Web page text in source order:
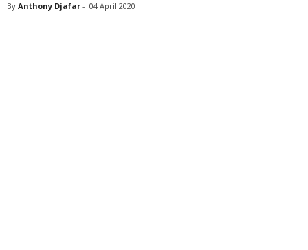
By Anthony Djafar - 04 April 2020